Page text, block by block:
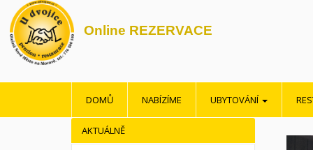
Online REZERVACE
DOMŮ NABÍZÍME UBYTOVÁNÍ
AKTUÁLNĚ